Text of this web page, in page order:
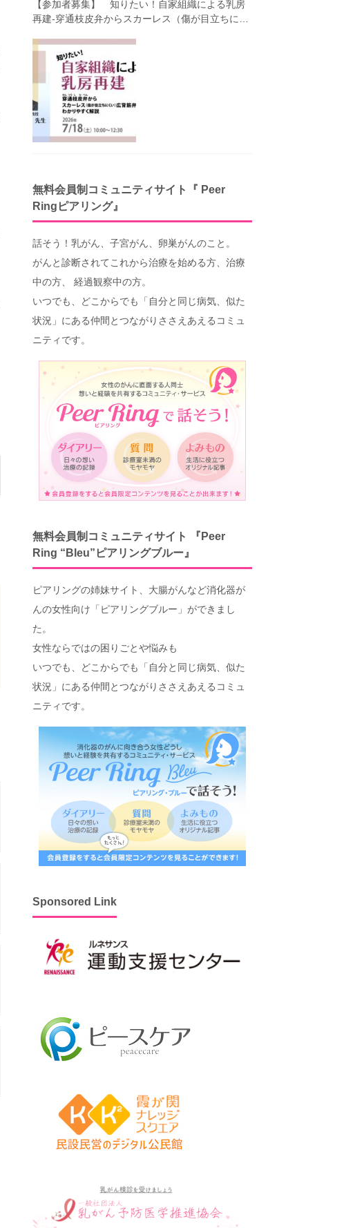
【参加者募集】 知りたい！自家組織による乳房
再建-穿通枝皮弁からスカーレス（傷が目立ちにく
塾）
無料会員制コミュニティサイト『 Peer
Ringピアリング』
話そう！乳がん、子宮がん、卵巣がんのこと。
がんと診断されてこれから治療を始める方、治療
中の方、 経過観察中の方。
いつでも、どこからでも「自分と同じ病気、似た
状況」にある仲間とつながりささえあえるコミュ
ニティです。
無料会員制コミュニティサイト 『Peer
Ring “Bleu”ピアリングブルー』
ピアリングの姉妹サイト、大腸がんなど消化器が
んの女性向け「ピアリングブルー」ができまし
た。
女性ならではの困りごとや悩みも
いつでも、どこからでも「自分と同じ病気、似た
状況」にある仲間とつながりささえあえるコミュ
ニティです。
Sponsored Link